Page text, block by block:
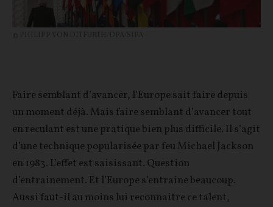
Faire semblant d’avancer, l’Europe sait faire depuis
un moment déjà. Mais faire semblant d’avancer tout
en reculant est une pratique bien plus difficile. Il s’agit
d’une technique popularisée par feu Michael Jackson
en 1983. L’effet est saisissant. Question
d’entrainement. Et l’Europe s’entraine beaucoup.
Aussi faut-il au moins lui reconnaitre ce talent,